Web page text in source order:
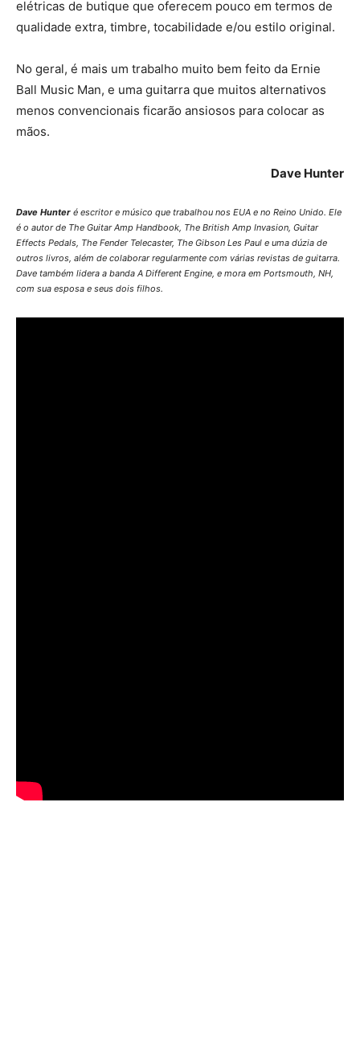
elétricas de butique que oferecem pouco em termos de
qualidade extra, timbre, tocabilidade e/ou estilo original.
No geral, é mais um trabalho muito bem feito da Ernie
Ball Music Man, e uma guitarra que muitos alternativos
menos convencionais ficarão ansiosos para colocar as
mãos.
Dave Hunter
Dave Hunter é escritor e músico que trabalhou nos EUA e no Reino Unido. Ele
é o autor de The Guitar Amp Handbook, The British Amp Invasion, Guitar
Effects Pedals, The Fender Telecaster, The Gibson Les Paul e uma dúzia de
outros livros, além de colaborar regularmente com várias revistas de guitarra.
Dave também lidera a banda A Different Engine, e mora em Portsmouth, NH,
com sua esposa e seus dois filhos.